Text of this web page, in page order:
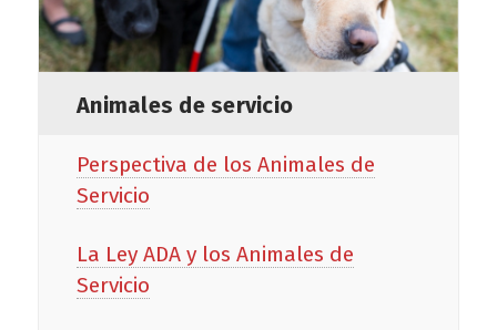
Animales de servicio
Perspectiva de los Animales de
Servicio
La Ley ADA y los Animales de
Servicio